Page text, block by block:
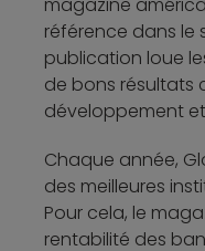
référence dans le
publication loue
de bons résultats
développement
Chaque année,
des meilleures
Pour cela, le
rentabilité des